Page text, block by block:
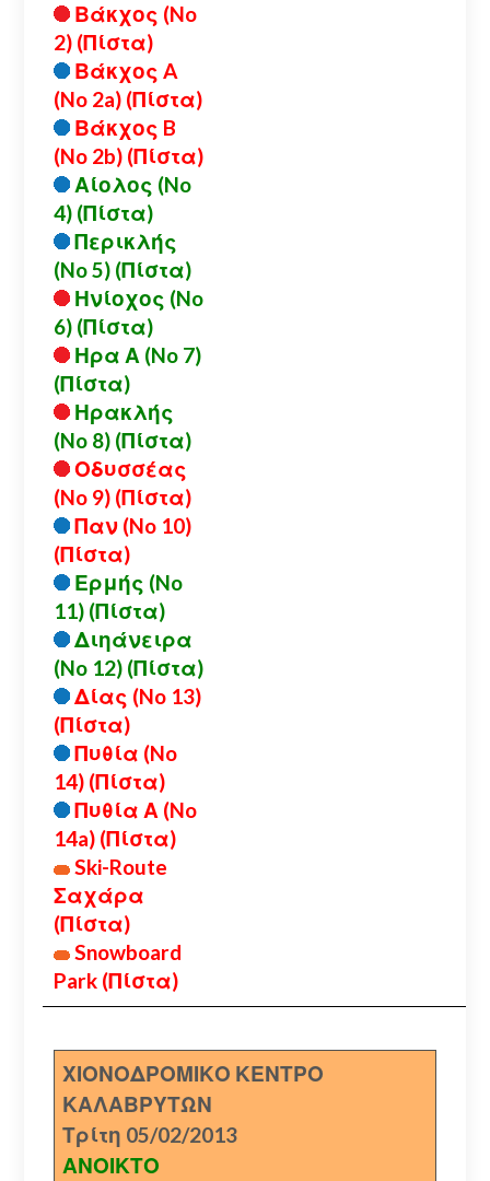
Βάκχος (No
2) (Πίστα)
Βάκχος A
(No 2a) (Πίστα)
Βάκχος B
(No 2b) (Πίστα)
Αίολος (No
4) (Πίστα)
Περικλής
(No 5) (Πίστα)
Ηνίοχος (No
6) (Πίστα)
Ηρα Α (No 7)
(Πίστα)
Ηρακλής
(No 8) (Πίστα)
Οδυσσέας
(No 9) (Πίστα)
Παν (No 10)
(Πίστα)
Ερμής (No
11) (Πίστα)
Διηάνειρα
(No 12) (Πίστα)
Δίας (No 13)
(Πίστα)
Πυθία (No
14) (Πίστα)
Πυθία Α (No
14a) (Πίστα)
Ski-Route
Σαχάρα
(Πίστα)
Snowboard
Park (Πίστα)
ΧΙΟΝΟΔΡΟΜΙΚΟ ΚΕΝΤΡΟ
ΚΑΛΑΒΡΥΤΩΝ
Τρίτη 05/02/2013
ΑΝΟΙΚΤΟ